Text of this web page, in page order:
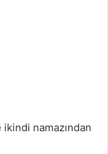
namazından